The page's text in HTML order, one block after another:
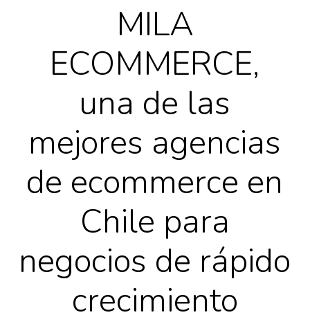
MILA
ECOMMERCE,
una de las
mejores agencias
de ecommerce en
Chile para
negocios de rápido
crecimiento